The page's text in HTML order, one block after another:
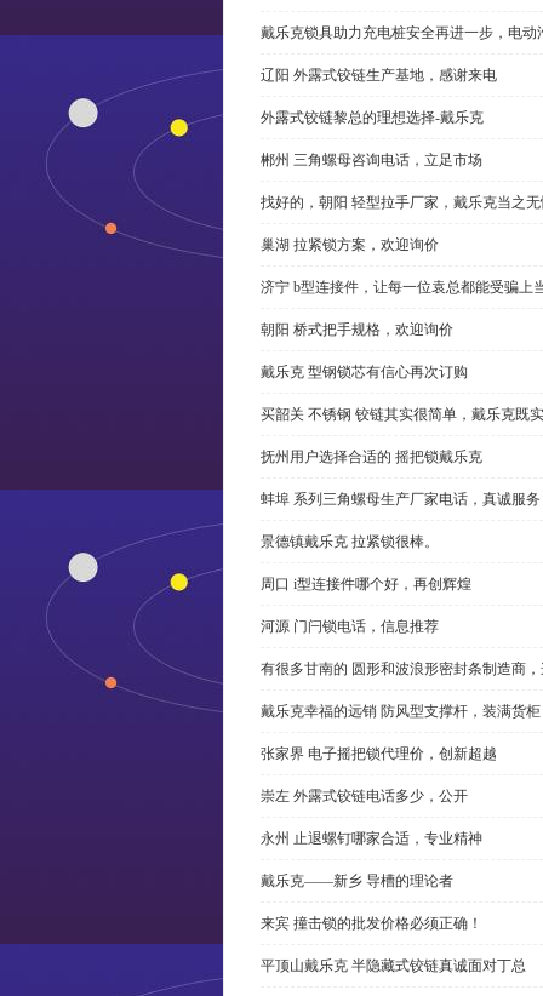
戴乐克锁具助力充电桩安全再进一步，电动
辽阳 外露式铰链生产基地，感谢来电
外露式铰链黎总的理想选择-戴乐克
郴州 三角螺母咨询电话，立足市场
找好的，朝阳 轻型拉手厂家，戴乐克当之
巢湖 拉紧锁方案，欢迎询价
济宁 b型连接件，让每一位袁总都能受骗上
朝阳 桥式把手规格，欢迎询价
戴乐克 型钢锁芯有信心再次订购
买韶关 不锈钢 铰链其实很简单，戴乐克既
抚州用户选择合适的 摇把锁戴乐克
蚌埠 系列三角螺母生产厂家电话，真诚服务
景德镇戴乐克 拉紧锁很棒。
周口 i型连接件哪个好，再创辉煌
河源 门闩锁电话，信息推荐
有很多甘南的 圆形和波浪形密封条制造商
戴乐克幸福的远销 防风型支撑杆，装满货柜
张家界 电子摇把锁代理价，创新超越
崇左 外露式铰链电话多少，公开
永州 止退螺钉哪家合适，专业精神
戴乐克——新乡 导槽的理论者
来宾 撞击锁的批发价格必须正确！
平顶山戴乐克 半隐藏式铰链真诚面对丁总